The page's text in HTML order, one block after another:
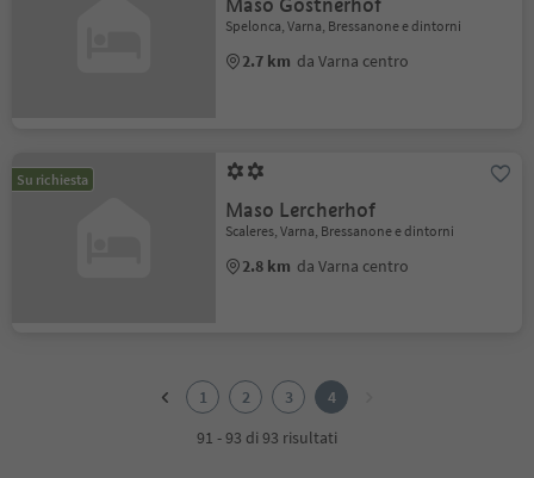
Maso Gostnerhof
Spelonca, Varna, Bressanone e dintorni
2.7 km da Varna centro
Su richiesta
Maso Lercherhof
Scaleres, Varna, Bressanone e dintorni
2.8 km da Varna centro
1 2 3
4
91 - 93 di 93 risultati